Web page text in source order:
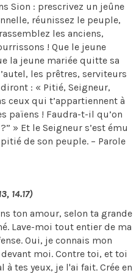
Sion : prescrivez un jeûne
réunissez le peuple,
les anciens,
! Que le jeune
la jeune mariée quitte sa
les prêtres, serviteurs
: « Pitié, Seigneur,
ceux qui t’appartiennent à
païens ! Faudra-t-il qu’on
» Et le Seigneur s’est ému
de son peuple. – Parole
14.17)
ton amour, selon ta grande
Lave-moi tout entier de ma
Oui, je connais mon
moi. Contre toi, et toi
tes yeux, je l'ai fait. Crée en